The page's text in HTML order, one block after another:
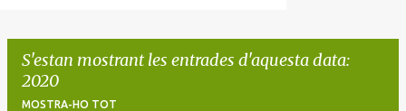
S'estan mostrant les entrades d'aquesta data:
2020
MOSTRA-HO TOT